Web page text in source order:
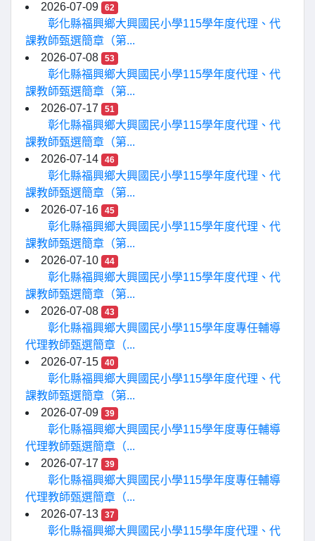
2026-07-09
62
彰化縣福興鄉大興國民小學115學年度代理、代
課教師甄選簡章（第...
2026-07-08
53
彰化縣福興鄉大興國民小學115學年度代理、代
課教師甄選簡章（第...
2026-07-17
51
彰化縣福興鄉大興國民小學115學年度代理、代
課教師甄選簡章（第...
2026-07-14
46
彰化縣福興鄉大興國民小學115學年度代理、代
課教師甄選簡章（第...
2026-07-16
45
彰化縣福興鄉大興國民小學115學年度代理、代
課教師甄選簡章（第...
2026-07-10
44
彰化縣福興鄉大興國民小學115學年度代理、代
課教師甄選簡章（第...
2026-07-08
43
彰化縣福興鄉大興國民小學115學年度專任輔導
代理教師甄選簡章（...
2026-07-15
40
彰化縣福興鄉大興國民小學115學年度代理、代
課教師甄選簡章（第...
2026-07-09
39
彰化縣福興鄉大興國民小學115學年度專任輔導
代理教師甄選簡章（...
2026-07-17
39
彰化縣福興鄉大興國民小學115學年度專任輔導
代理教師甄選簡章（...
2026-07-13
37
彰化縣福興鄉大興國民小學115學年度代理、代